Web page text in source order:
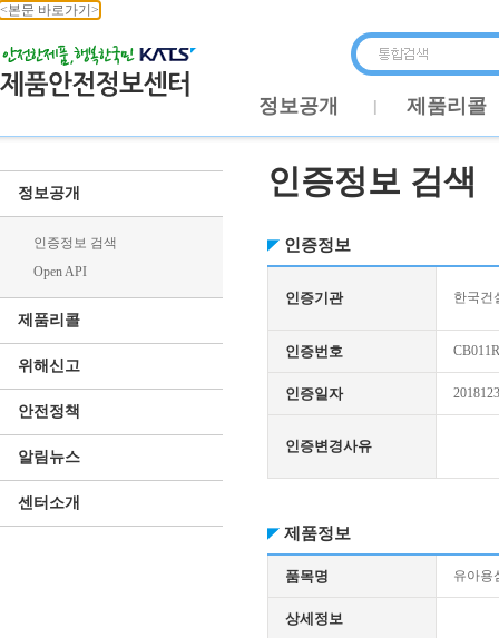
<본문 바로가기>
정보공개 제품리콜
정보공개
인증정보 검색
Open API
제품리콜
위해신고
안전정책
알림뉴스
센터소개
인증정보 검색
인증정보
인증기관 한국건
인증번호
인증일자
인증변경사유
제품정보
품목명 유아용
상세정보